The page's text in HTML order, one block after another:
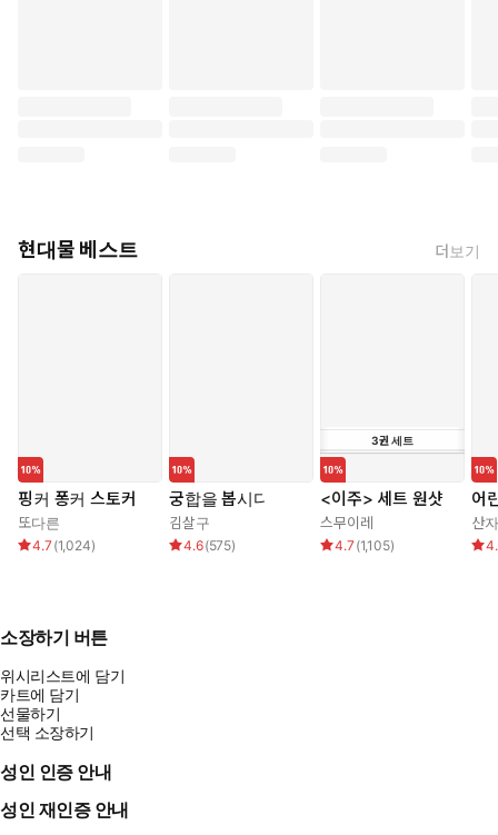
현대물 베스트 더보기
핑커 퐁커 스토커
또다른
4.7 (1,024)
궁합을 봅시다
김살구
4.6(575)
3권 세트
<이주> 세트 원샷
스무이레
4.7 (1,105)
어
산
소장하기 버튼
위시리스트에 담기
카트에 담기
선물하기
선택 소장하기
성인 인증 안내
성인 재인증 안내